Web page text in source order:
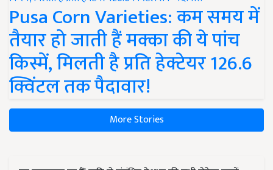
Pusa Corn Varieties: कम समय में
तैयार हो जाती हैं मक्का की ये पांच
किस्में, मिलती है प्रति हेक्टेयर 126.6
क्विंटल तक पैदावार!
More Stories